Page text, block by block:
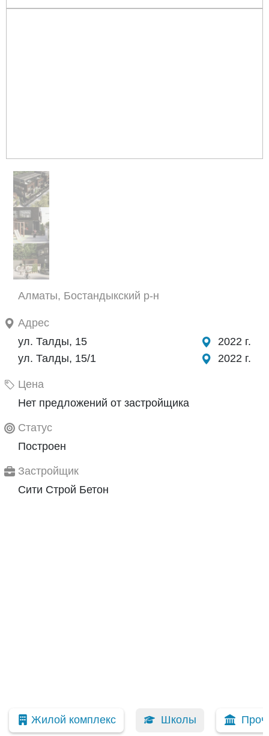
Алматы, Бостандыкский р-н
Адрес
ул. Талды, 15
2022 г.
ул. Талды, 15/1
2022 г.
Цена
Нет предложений от застройщика
Статус
Построен
Застройщик
Сити Строй Бетон
Жилой комплекс Школы